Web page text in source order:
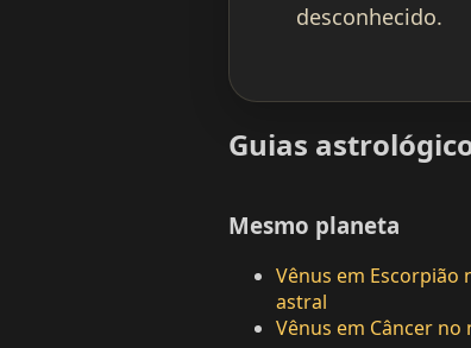
desconhecido.
Guias
Mesmo planeta
Vênus em Escorpião
astral
Vênus em Câncer no